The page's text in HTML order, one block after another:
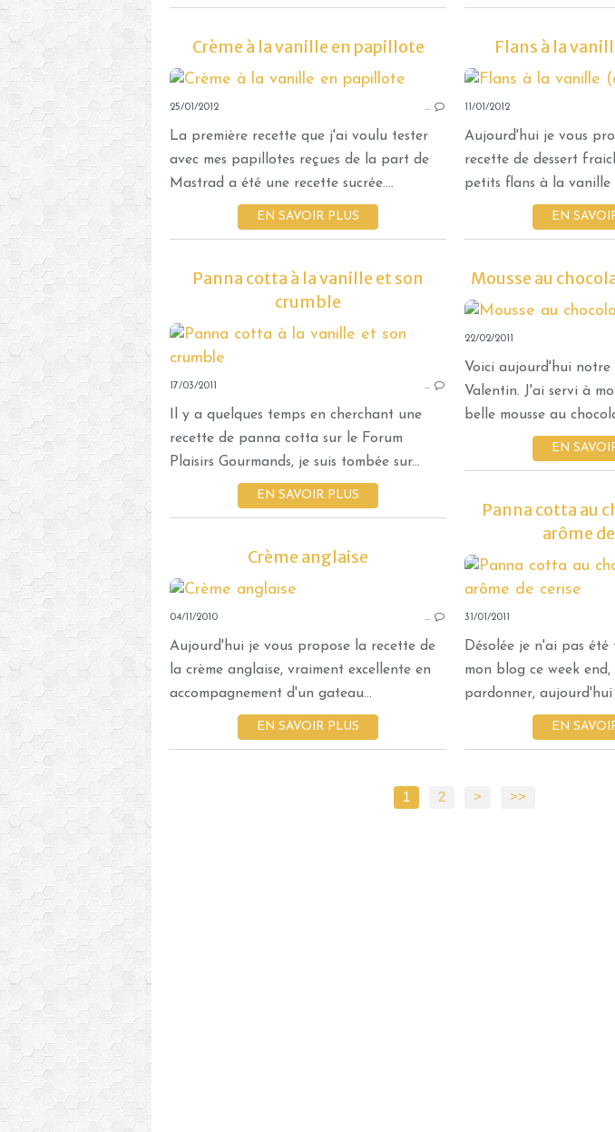
Crème à la vanille en papillote
25/01/2012 …
La première recette que j'ai voulu tester
avec mes papillotes reçues de la part de
Mastrad a été une recette sucrée....
EN SAVOIR PLUS
Flans à la
11/01/2012
Aujourd'hui je vous
recette de dessert
petits flans à la vanille
EN
Panna cotta à la vanille et son
crumble
17/03/2011 …
Il y a quelques temps en cherchant une
recette de panna cotta sur le Forum
Plaisirs Gourmands, je suis tombée sur...
EN SAVOIR PLUS
Mousse au
22/02/2011
Voici aujourd'hui notre
Valentin. J'ai servi à
belle mousse au
EN
Panna cotta au
arôme
31/01/2011
Désolée je n'ai pas été
mon blog ce week
pardonner, aujourd'hui
EN
Crème anglaise
04/11/2010 …
Aujourd'hui je vous propose la recette de
la crème anglaise, vraiment excellente en
accompagnement d'un gateau...
EN SAVOIR PLUS
1 2 > >>